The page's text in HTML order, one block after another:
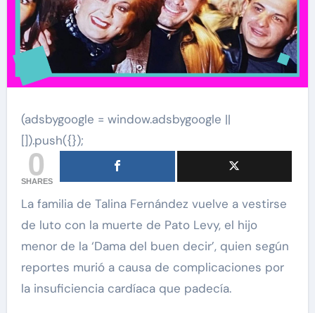
(adsbygoogle = window.adsbygoogle ||
[]).push({});
0
SHARES
La familia de Talina Fernández vuelve a vestirse
de luto con la muerte de Pato Levy, el hijo
menor de la ‘Dama del buen decir’, quien según
reportes murió a causa de complicaciones por
la insuficiencia cardíaca que padecía.